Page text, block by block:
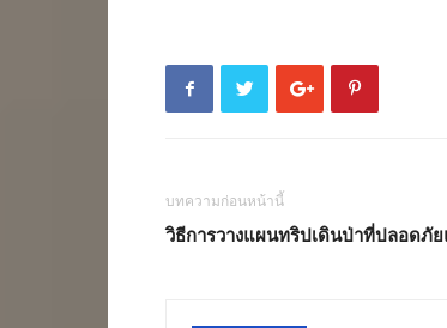
บทความก่อนหน้านี้
วิธีการวางแผนทริปเดินป่าที่ปลอดภั